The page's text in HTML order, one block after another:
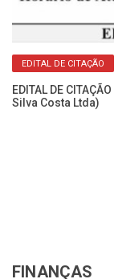
EDITAL DE CITAÇÃO
EDITAL DE
Silva Costa Ltda)
FINANÇAS